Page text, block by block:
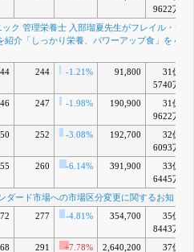
ルの関係を
紹介「パワ
ーアップ！
4月 22, 2026
鎌倉総合病
士 仲鉢聖子
先生が低栄
る食事のコ
ツを紹介
「しっかり
ーアップ
9622万
ク 管理栄養士 入部瑠夏先生がフレイル・サ
紹介「しっかり栄養、パワーアップ食」を４/
244 -1.21% 91,800
31億
5740万
247 -1.98% 190,900
31億
9622万
252 -3.08% 192,700
32億
6093万
260 -6.14% 391,900
33億
6445万
ダード市場への市場区分変更に関するお知らせ
277 -4.81% 354,700
35億
8443万
291 +7.78% 2,640,200
37億